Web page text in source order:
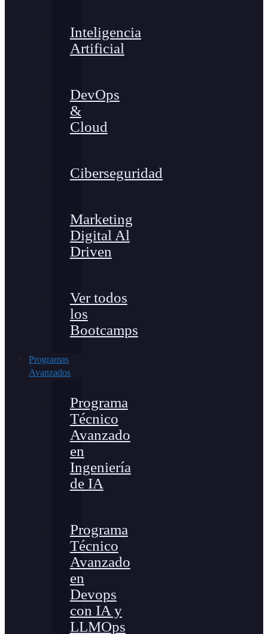
Inteligencia
Artificial
DevOps
&
Cloud
Ciberseguridad
Marketing
Digital Al
Driven
Ver todos
los
Bootcamps
Programas
Avanzados
Programa
Técnico
Avanzado
en
Ingeniería
de IA
Programa
Técnico
Avanzado
en
Devops
con IA y
LLMOps